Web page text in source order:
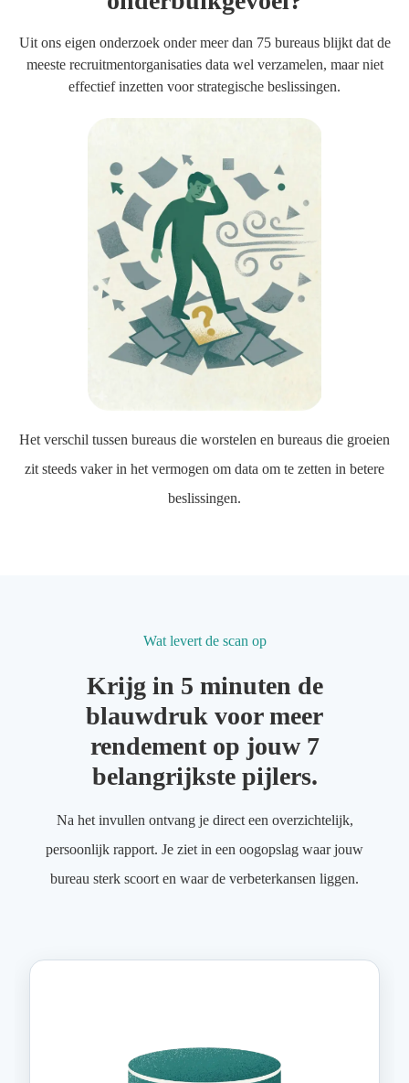
Uit ons eigen onderzoek onder meer dan 75 bureaus blijkt dat de
meeste recruitmentorganisaties data wel verzamelen, maar niet
effectief inzetten voor strategische beslissingen.
Het verschil tussen bureaus die worstelen en bureaus die groeien
zit steeds vaker in het vermogen om data om te zetten in betere
beslissingen.
​Wat levert de scan op
Krijg in 5 minuten de
blauwdruk voor meer
rendement op jouw 7
belangrijkste pijlers.
Na het invullen ontvang je direct een overzichtelijk,
persoonlijk rapport. Je ziet in een oogopslag waar jouw
bureau sterk scoort en waar de verbeterkansen liggen.